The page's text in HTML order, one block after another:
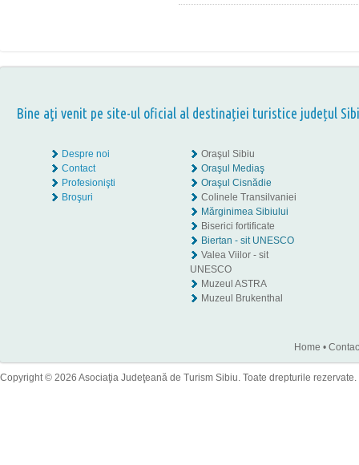
Bine aţi venit pe site-ul oficial al destinației turistice județul
Despre noi
Contact
Profesionişti
Broşuri
Oraşul Sibiu
Oraşul Mediaş
Oraşul Cisnădie
Colinele Transilvaniei
Mărginimea Sibiului
Biserici fortificate
Biertan - sit UNESCO
Valea Viilor - sit
UNESCO
Muzeul ASTRA
Muzeul Brukenthal
Home •
Copyright © 2026 Asociaţia Judeţeană de Turism Sibiu. Toate drepturile rezervate.